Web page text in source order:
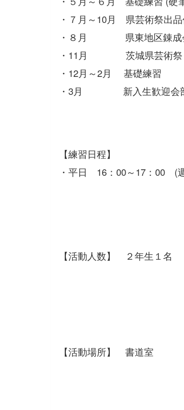
・７月～10月 県芸術祭出
・８月 県東地区錬成
・11月 茨城県芸術祭
・12月～2月 基礎練習
・3月 新入生歓迎会部
【練習日程】
・平日 16：00～17：00 (
【活動人数】 ２年生１名
【活動場所】 書道室